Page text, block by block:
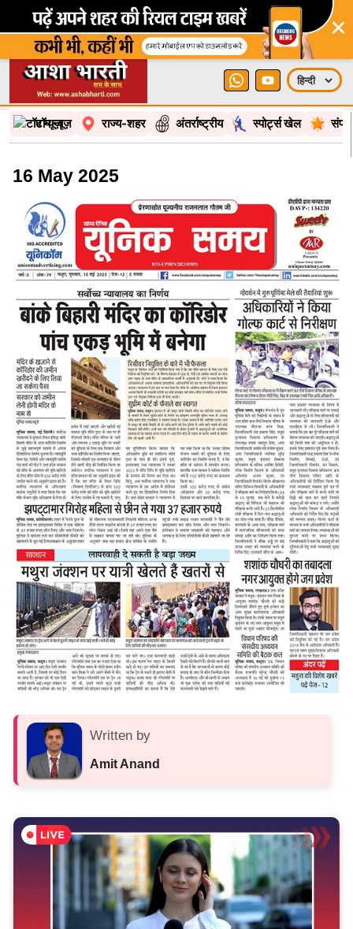
×
टॉप न्यूज़ राज्य-शहर अंतर्राष्ट्रीय स्पोर्ट्स खेल
16 May 2025
Written by
Amit Anand